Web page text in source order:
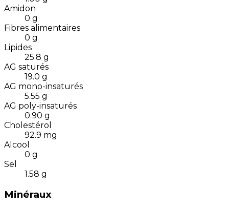
Amidon
0 g
Fibres alimentaires
0 g
Lipides
25.8 g
AG saturés
19.0 g
AG mono-insaturés
5.55 g
AG poly-insaturés
0.90 g
Cholestérol
92.9 mg
Alcool
0 g
Sel
1.58 g
Minéraux